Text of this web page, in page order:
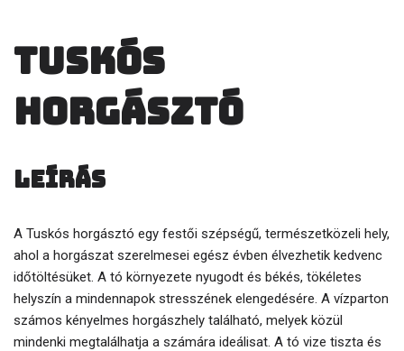
Tuskós
horgásztó
Leírás
A Tuskós horgásztó egy festői szépségű, természetközeli hely,
ahol a horgászat szerelmesei egész évben élvezhetik kedvenc
időtöltésüket. A tó környezete nyugodt és békés, tökéletes
helyszín a mindennapok stresszének elengedésére. A vízparton
számos kényelmes horgászhely található, melyek közül
mindenki megtalálhatja a számára ideálisat. A tó vize tiszta és